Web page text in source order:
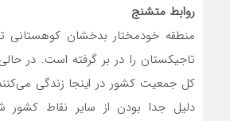
روابط متشنج
منطقه خودمختار بدخشان کوهستانی
کل جمعیت کشور در اینجا زندگی
دلیل جدا بودن از سایر نقاط کشور